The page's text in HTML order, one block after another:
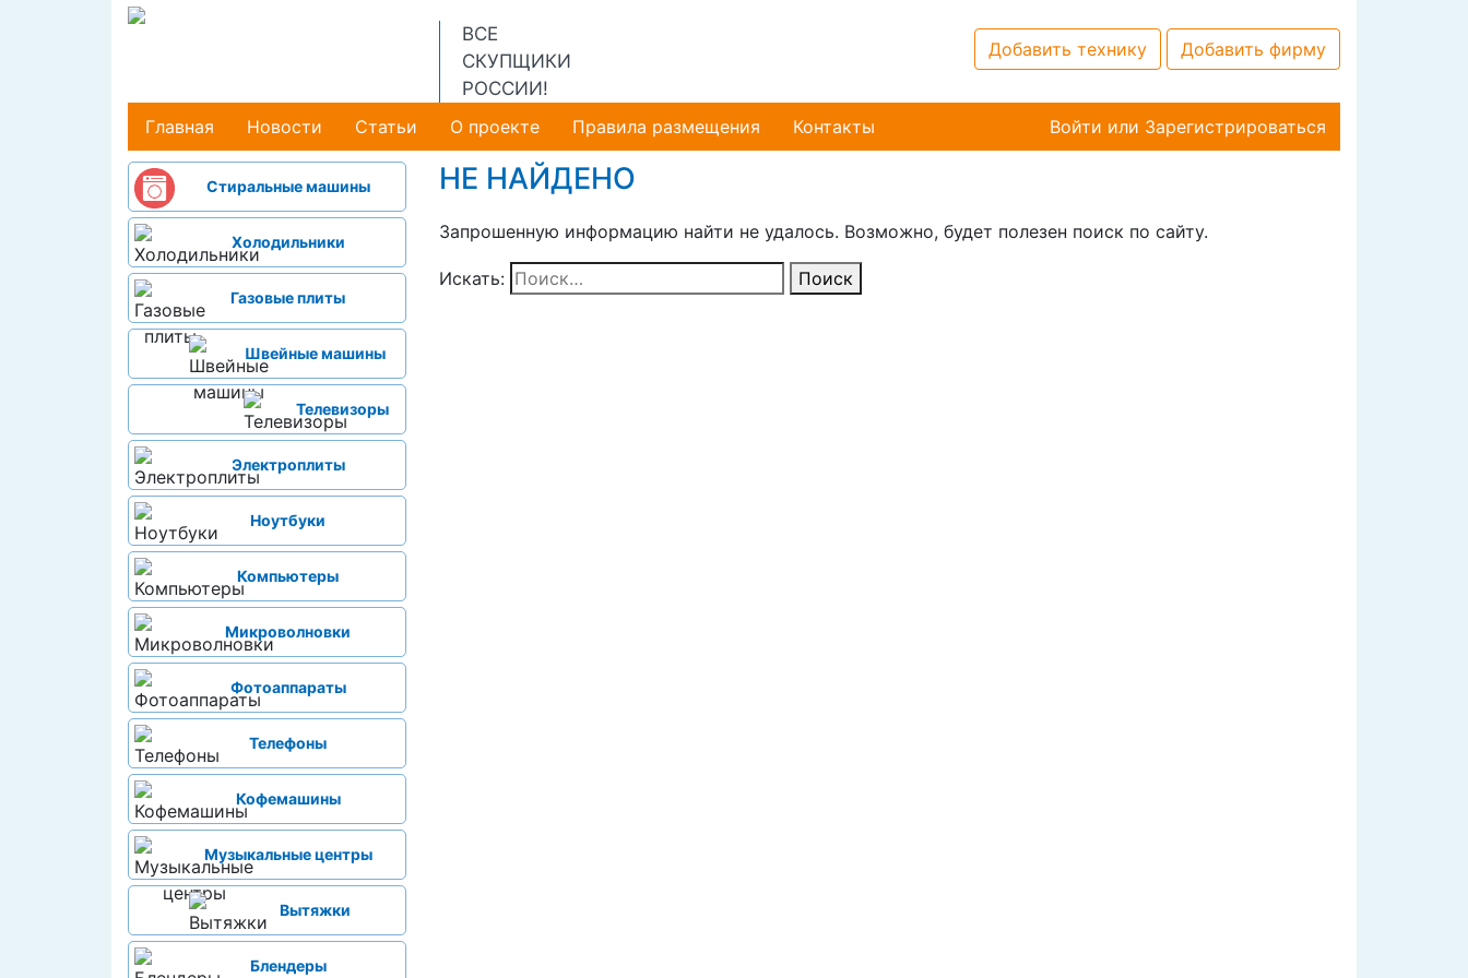
ВСЕ
СКУПЩИКИ
РОССИИ!
Добавить технику Добавить фирму
Главная (current)
Новости Статьи О проекте Правила размещения Контакты Войти или Зарегистрироваться
Стиральные машины
Холодильники
Газовые плиты
Швейные машины
Телевизоры
Электроплиты
Ноутбуки
Компьютеры
Микроволновки
Фотоаппараты
Телефоны
Кофемашины
Музыкальные центры
Вытяжки
Блендеры
НЕ НАЙДЕНО
Запрошенную информацию найти не удалось. Возможно, будет полезен поиск по сайту.
Искать: Поиск